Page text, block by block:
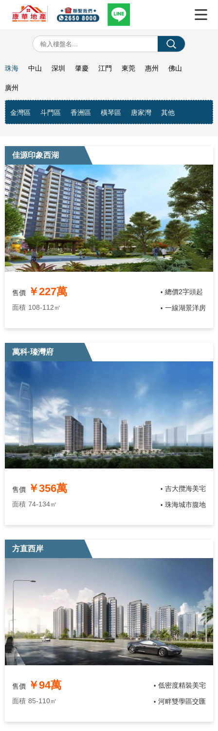
珠海
金灣區 斗門區 香洲區 橫琴區 唐家灣 其他
中山 深圳 肇慶 江門 東莞 惠州 佛山
廣州
佳源印象西湖
售價 ￥227萬
面積 108-112㎡
• 總價2字頭起
• 一線湖景洋房
萬科·瑧灣府
售價 ￥356萬
面積 74-134㎡
• 吉大攬海美宅
• 珠海城市腹地
方直西岸
售價 ￥94萬
面積 85-110㎡
• 低密度精裝美宅
• 河畔雙學區交匯